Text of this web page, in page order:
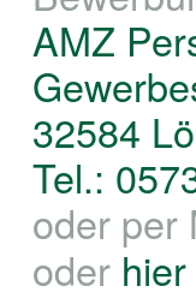
AMZ
32584
Tel.:
oder per
oderhier